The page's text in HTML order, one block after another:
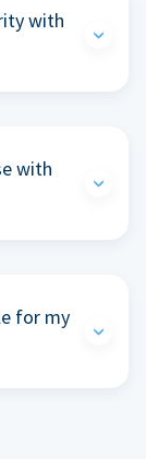
with
with
for my